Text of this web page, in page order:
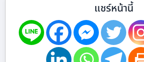
แชร์หน้านี้